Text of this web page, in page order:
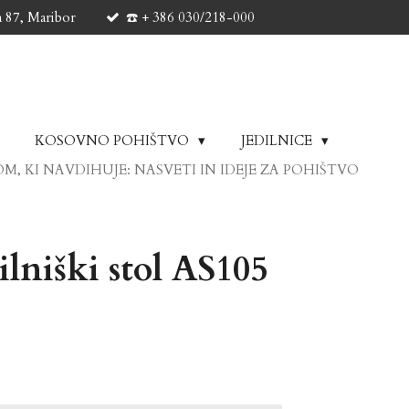
87, Maribor ☎️ + 386 030/218-000
KOSOVNO POHIŠTVO
JEDILNICE
KI NAVDIHUJE: NASVETI IN IDEJE ZA POHIŠTVO
stol AS105